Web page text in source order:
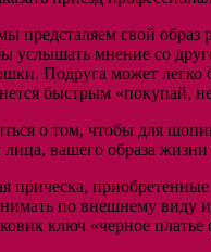
предсталяем свой
услышать мнение со
Подруга может
быстрым «покупай,
о том, чтобы для
вашего образа
прическа,
по внешнему виду
ключ «черное